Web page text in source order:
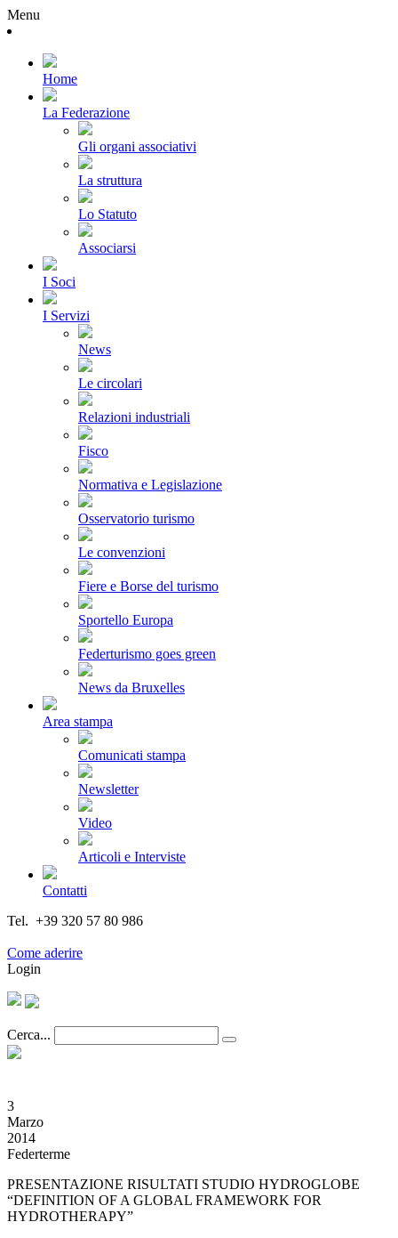
Menu
Home
La Federazione
Gli organi associativi
La struttura
Lo Statuto
Associarsi
I Soci
I Servizi
News
Le circolari
Relazioni industriali
Fisco
Normativa e Legislazione
Osservatorio turismo
Le convenzioni
Fiere e Borse del turismo
Sportello Europa
Federturismo goes green
News da Bruxelles
Area stampa
Comunicati stampa
Newsletter
Video
Articoli e Interviste
Contatti
Tel. +39 320 57 80 986
Come aderire
Login
Cerca...
3
Marzo
2014
Federterme
PRESENTAZIONE RISULTATI STUDIO HYDROGLOBE
“DEFINITION OF A GLOBAL FRAMEWORK FOR
HYDROTHERAPY”